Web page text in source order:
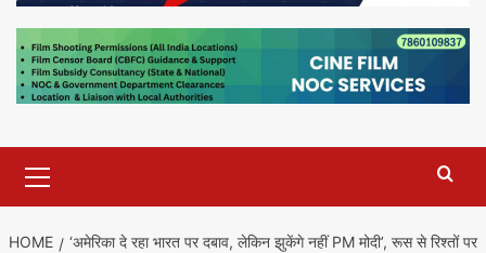
Menu
HOME
‘अमेरिका दे रहा भारत पर दबाव, लेकिन झुकेंगे नहीं PM मोदी’, रूस से रिश्तों पर